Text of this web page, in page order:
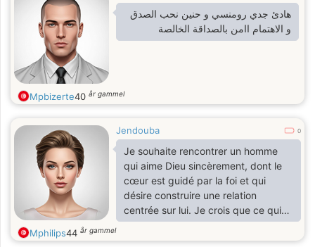
هادئ جدي رومنسي و حنين نحب الصدق
و الاهتمام اامن بالصداقة الخالصة
Mpbizerte40 år gammel
Jendouba 0
Je souhaite rencontrer un homme
qui aime Dieu sincèrement, dont le
cœur est guidé par la foi et qui
désire construire une relation
centrée sur lui. Je crois que ce qui
sépare les gens, c'est le silence, non
la distance, et qu'en Dieu, si telle est
Mphilips44 år gammel